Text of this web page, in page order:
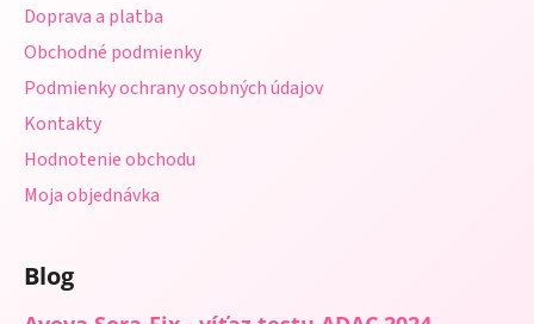
Doprava a platba
Obchodné podmienky
Podmienky ochrany osobných údajov
Kontakty
Hodnotenie obchodu
Moja objednávka
Blog